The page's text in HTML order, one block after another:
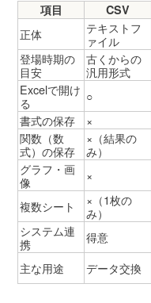
項目 CSV
正体
テキストフ
ァイル
登場時期の
目安
古くからの
汎用形式
Excelで開け
る
○
書式の保存
×
関数（数
式）の保存
×（結果の
み）
グラフ・画
像
×
複数シート
×（1枚の
み）
システム連
携
得意
主な用途
データ交換